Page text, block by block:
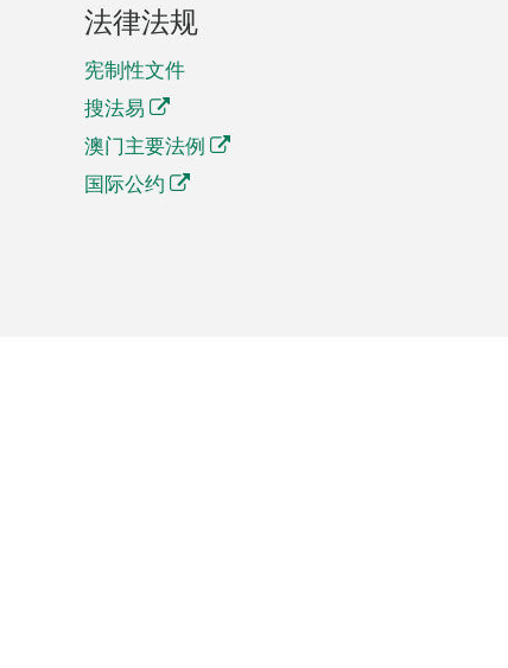
法律法规
宪制性文件
搜法易
澳门主要法例
国际公约